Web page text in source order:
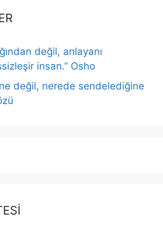
değil, anlayanı
insan.” Osho
değil, nerede sendelediğine